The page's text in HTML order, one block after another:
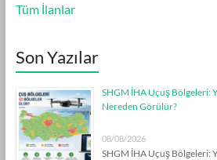
Tüm İlanlar
Son Yazılar
SHGM İHA Uçuş Bölgeleri:
Nereden Görülür?
08/08/2026
SHGM İHA Uçuş Bölgeleri: